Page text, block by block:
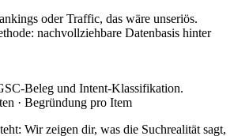
oder Traffic, das wäre unseriös.
nachvollziehbare Datenbasis hinter
Beleg und Intent-Klassifikation.
· Begründung pro Item
Wir zeigen dir, was die Suchrealität sagt,